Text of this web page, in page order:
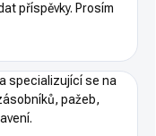
příspěvky. Prosím
specializující se na
pažeb,